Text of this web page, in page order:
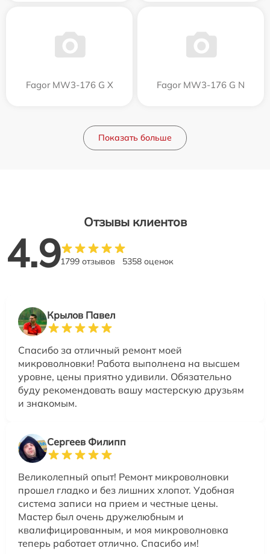
Fagor MW3-176 G X Fagor MW3-176 G N
Показать больше
Отзывы клиентов
4.91799 отзывов 5358 оценок
Крылов Павел
Спасибо за отличный ремонт моей
микроволновки! Работа выполнена на высшем
уровне, цены приятно удивили. Обязательно
буду рекомендовать вашу мастерскую друзьям
и знакомым.
Сергеев Филипп
Великолепный опыт! Ремонт микроволновки
прошел гладко и без лишних хлопот. Удобная
система записи на прием и честные цены.
Мастер был очень дружелюбным и
квалифицированным, и моя микроволновка
теперь работает отлично. Спасибо им!